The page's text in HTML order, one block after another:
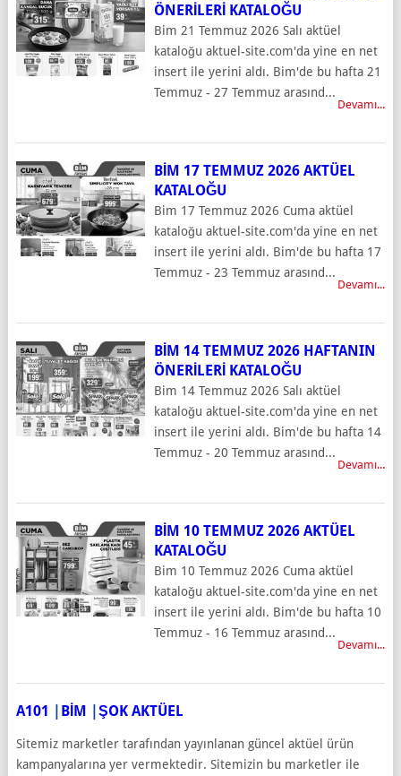
ÖNERILERI KATALOĞU
Bim 21 Temmuz 2026 Salı aktüel
kataloğu aktuel-site.com'da yine en net
insert ile yerini aldı. Bim'de bu hafta 21
Temmuz - 27 Temmuz arasınd...
Devamı...
BIM 17 TEMMUZ 2026 AKTÜEL
KATALOĞU
Bim 17 Temmuz 2026 Cuma aktüel
kataloğu aktuel-site.com'da yine en net
insert ile yerini aldı. Bim'de bu hafta 17
Temmuz - 23 Temmuz arasınd...
Devamı...
BIM 14 TEMMUZ 2026 HAFTANIN
ÖNERILERI KATALOĞU
Bim 14 Temmuz 2026 Salı aktüel
kataloğu aktuel-site.com'da yine en net
insert ile yerini aldı. Bim'de bu hafta 14
Temmuz - 20 Temmuz arasınd...
Devamı...
BIM 10 TEMMUZ 2026 AKTÜEL
KATALOĞU
Bim 10 Temmuz 2026 Cuma aktüel
kataloğu aktuel-site.com'da yine en net
insert ile yerini aldı. Bim'de bu hafta 10
Temmuz - 16 Temmuz arasınd...
Devamı...
A101 BİM ŞOK AKTÜEL
Sitemiz marketler tarafından yayınlanan güncel aktüel ürün
kampanyalarına yer vermektedir. Sitemizin bu marketler ile